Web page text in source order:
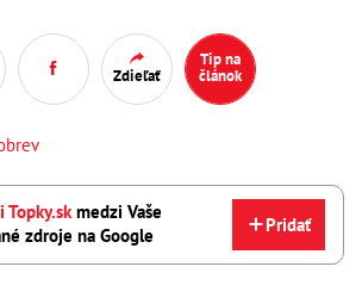
Zdieľať
Tip na
článok
Topky.skmedzi Vaše
zdroje na Google
Pridať